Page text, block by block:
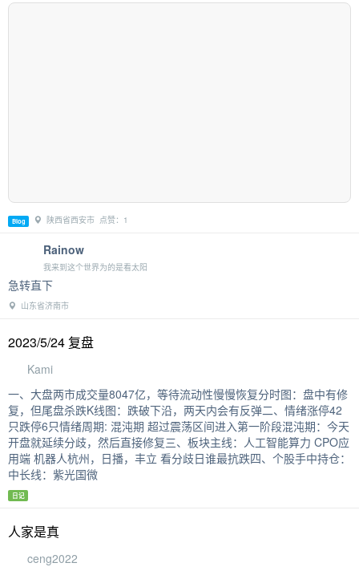
Blog 陕西省西安市 点赞：1
Rainow
我来到这个世界为的是看太阳
急转直下
山东省济南市
2023/5/24 复盘
Kami
一、大盘两市成交量8047亿，等待流动性慢慢恢复分时图：盘中有修
复，但尾盘杀跌K线图：跌破下沿，两天内会有反弹二、情绪涨停42
只跌停6只情绪周期: 混沌期 超过震荡区间进入第一阶段混沌期：今天
开盘就延续分歧，然后直接修复三、板块主线：人工智能算力 CPO应
用端 机器人杭州，日播，丰立 看分歧日谁最抗跌四、个股手中持仓：
中长线：紫光国微
日记
人家是真
ceng2022